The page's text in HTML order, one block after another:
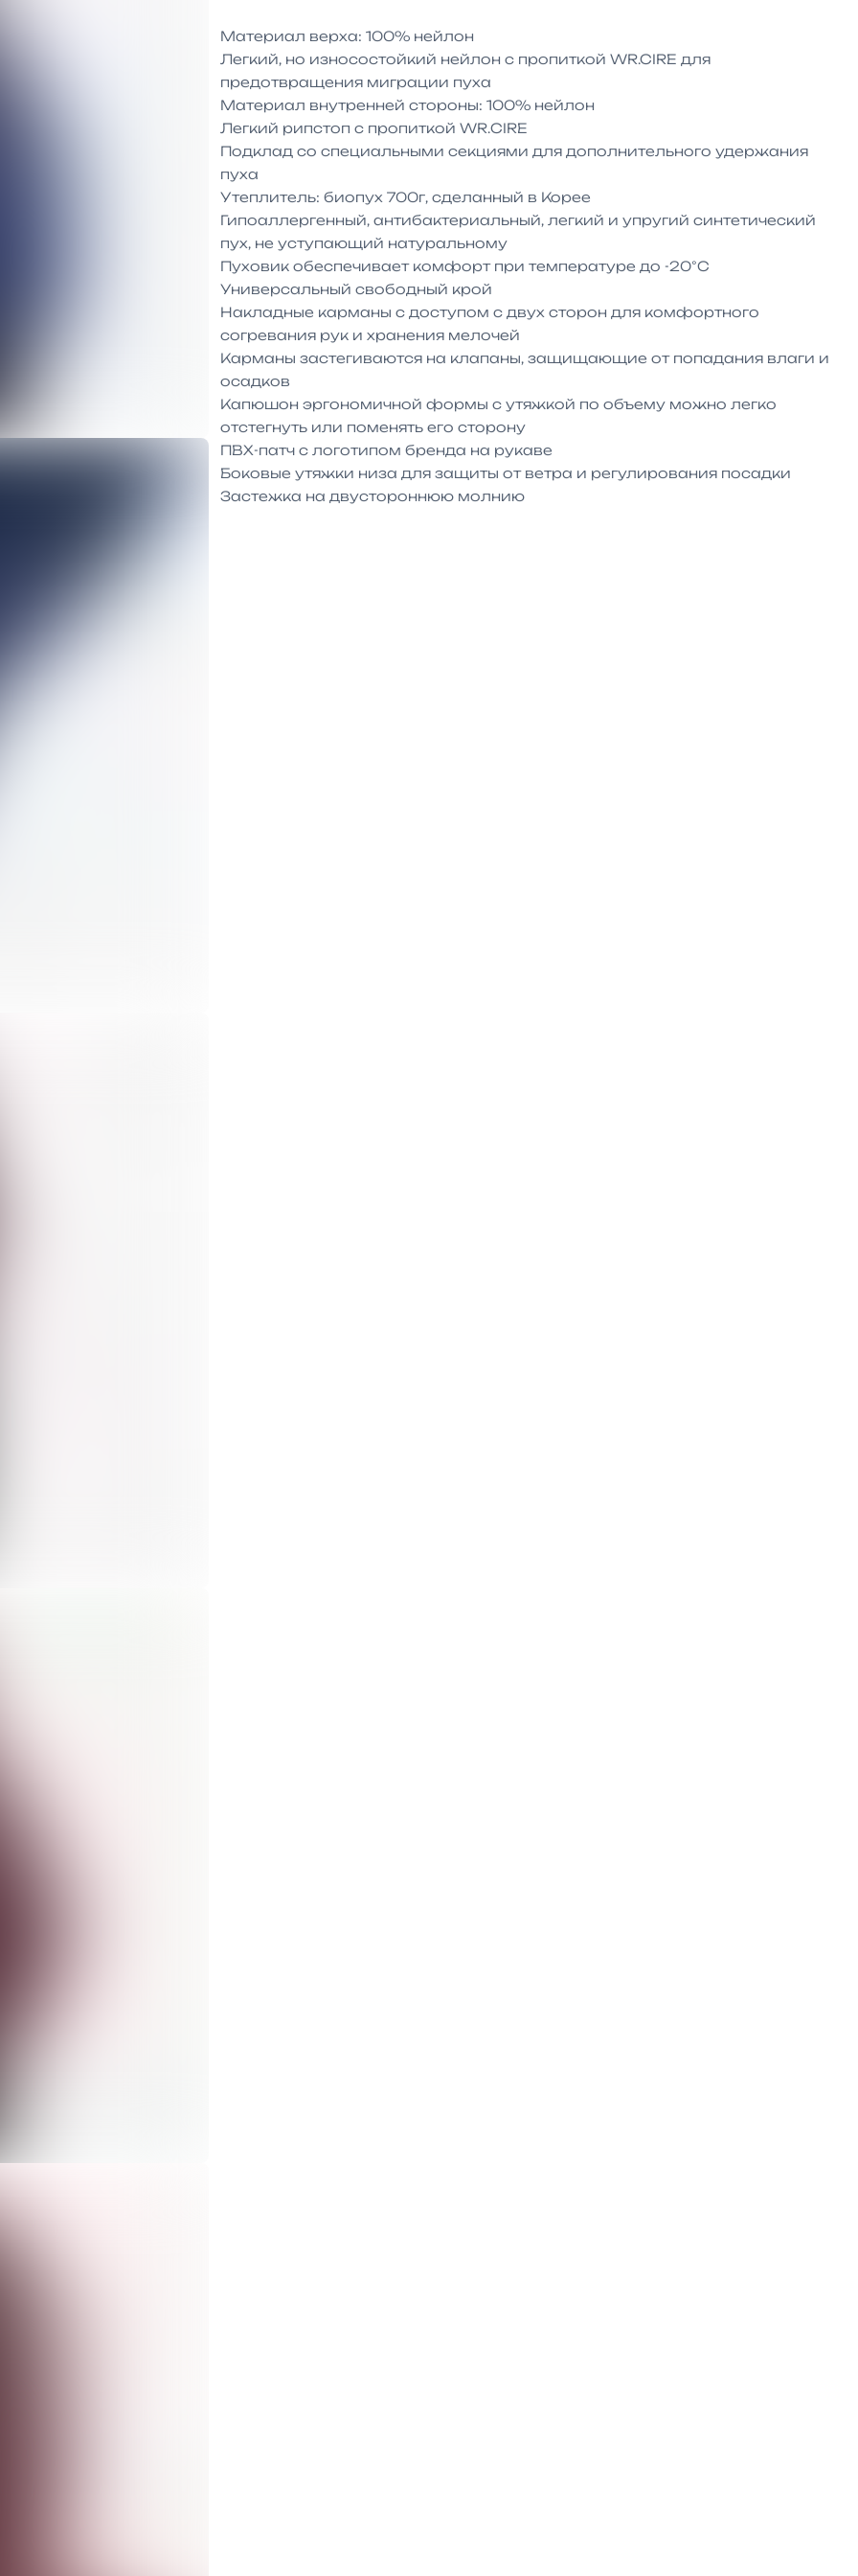
Материал верха: 100% нейлон
Легкий, но износостойкий нейлон с пропиткой WR.CIRE для
предотвращения миграции пуха
Материал внутренней стороны: 100% нейлон
Легкий рипстоп с пропиткой WR.СIRE
Подклад со специальными секциями для дополнительного удержания
пуха
Утеплитель: биопух 700г, сделанный в Корее
Гипоаллергенный, антибактериальный, легкий и упругий синтетический
пух, не уступающий натуральному
Пуховик обеспечивает комфорт при температуре до -20°С
Универсальный свободный крой
Накладные карманы с доступом с двух сторон для комфортного
согревания рук и хранения мелочей
Карманы застегиваются на клапаны, защищающие от попадания влаги и
осадков
Капюшон эргономичной формы с утяжкой по объему можно легко
отстегнуть или поменять его сторону
ПВХ-патч с логотипом бренда на рукаве
Боковые утяжки низа для защиты от ветра и регулирования посадки
Застежка на двустороннюю молнию